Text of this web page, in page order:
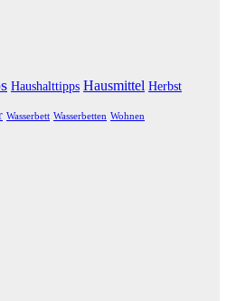
Haushalttipps Hausmittel Herbst
Wasserbett Wasserbetten Wohnen